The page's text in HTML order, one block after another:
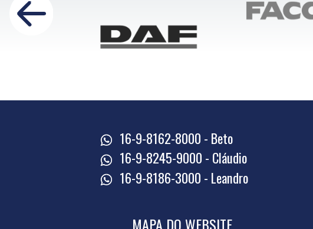
16-9-8162-8000 - Beto
16-9-8245-9000 - Cláudio
16-9-8186-3000 - Leandro
MAPA DO WEBSITE